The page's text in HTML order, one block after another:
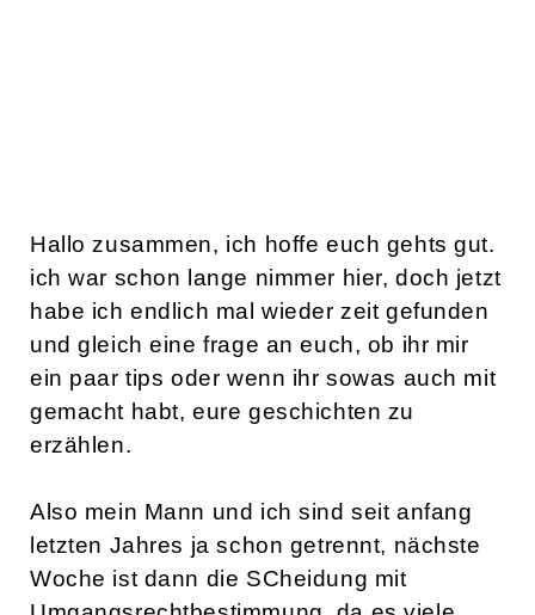
Hallo zusammen, ich hoffe euch gehts gut.
ich war schon lange nimmer hier, doch jetzt
habe ich endlich mal wieder zeit gefunden
und gleich eine frage an euch, ob ihr mir
ein paar tips oder wenn ihr sowas auch mit
gemacht habt, eure geschichten zu
erzählen.
Also mein Mann und ich sind seit anfang
letzten Jahres ja schon getrennt, nächste
Woche ist dann die SCheidung mit